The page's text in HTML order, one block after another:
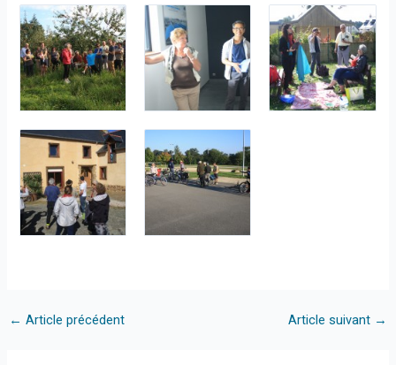
Navigation
← Article précédent Article suivant →